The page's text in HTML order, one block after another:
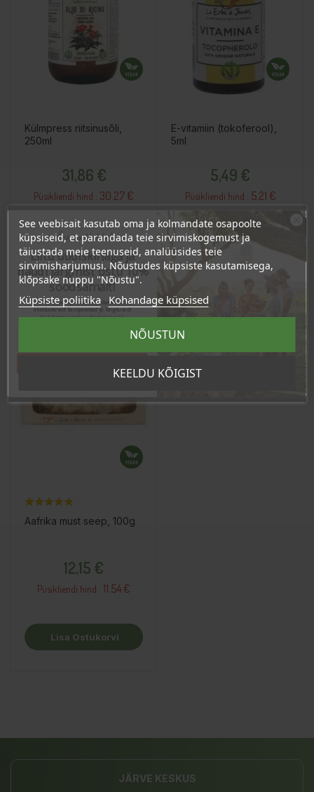
Külmpress riitsinusõli,
250ml
31,86 €
Püsikliendi hind : 30.27 €
Lisa Ostukorvi
E-vitamiin (tokoferool),
5ml
5,49 €
Püsikliendi hind : 5.21 €
Lisa Ostukorvi
OSTA HULGI
OSTA HULGI
OSTA HULGI
OSTA HULGI
OSTA HULGI
Aafrika must seep, 100g
12,15 €
Püsikliendi hind : 11.54 €
Lisa Ostukorvi
JÄRVE KESKUS
See veebisait kasutab oma ja kolmandate osapoolte
küpsiseid, et parandada teie sirvimiskogemust ja
täiustada meie teenuseid, analüüsides teie
sirvimisharjumusi. Nõustudes küpsiste kasutamisega,
klõpsake nuppu "Nõustu".
Küpsiste poliitika Kohandage küpsised
KEELDU KÕIGIST
NÕUSTUN
Ära veel lahku!
Liitu uudiskirjaga ja
naudi järgmist ostu 10%
soodsamalt!
Sind ootavad spetsiaalsed allahindlused,
eksklusiivsed kampaaniad ja kingitused!
Registreeru e-maili aadressiga ja saad